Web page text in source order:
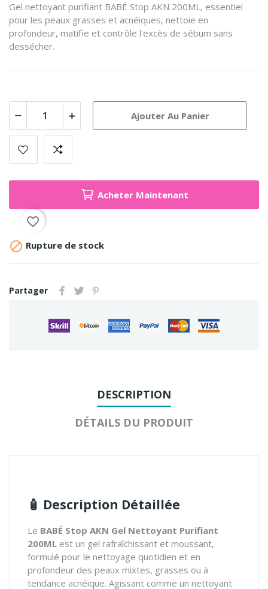
Gel nettoyant purifiant BABÉ Stop AKN 200ML, essentiel
pour les peaux grasses et acnéiques, nettoie en
profondeur, matifie et contrôle l'excès de sébum sans
dessécher.
Ajouter Au Panier
Acheter Maintenant
favorite_border
 Rupture de stock
Partager
DESCRIPTION
DÉTAILS DU PRODUIT
🧴 Description Détaillée
Le BABÉ Stop AKN Gel Nettoyant Purifiant
200ML est un gel rafraîchissant et moussant,
formulé pour le nettoyage quotidien et en
profondeur des peaux mixtes, grasses ou à
tendance acnéique. Agissant comme un nettoyant